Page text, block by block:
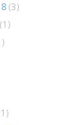
(3)
(1)